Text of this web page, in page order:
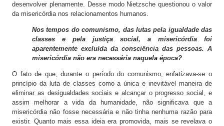
desenvolver plenamente. Desse modo Nietzsche questionou o valor
da misericórdia nos relacionamentos humanos.
Nos tempos do comunismo, das lutas pela igualdade das
classes e pela justiça social, a misericórdia foi
aparentemente excluída da consciência das pessoas. A
misericórdia não era necessária naquela época?
O fato de que, durante o período do comunismo, enfatizava-se o
princípio da luta de classes como a única e inevitável maneira de
eliminar as desigualdades sociais e alcançar o progresso social, e
assim melhorar a vida da humanidade, não significava que a
misericórdia não fosse necessária e não tinha nenhuma razão para
existir. Quanto mais essa ideia era promovida, mais se revelava o